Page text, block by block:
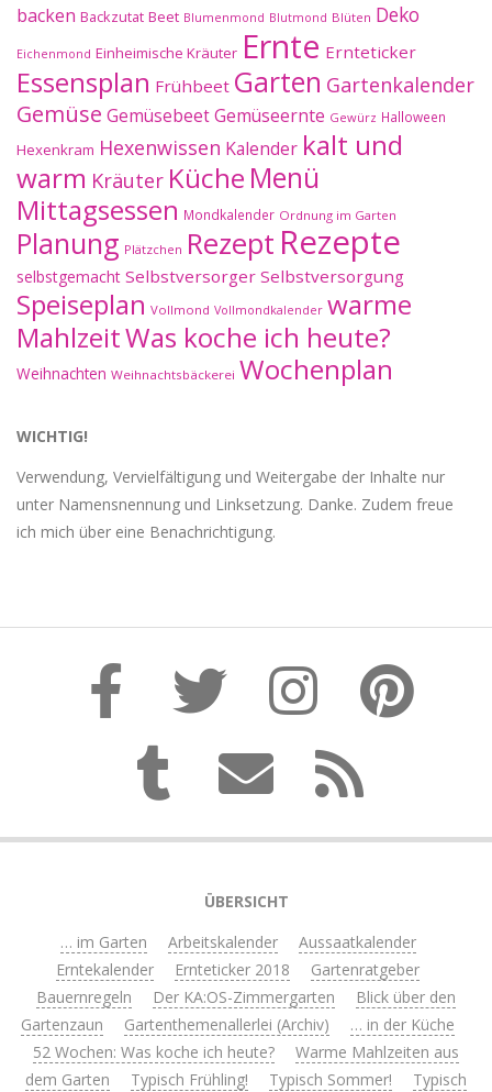
backen Backzutat Beet Blumenmond Blutmond Blüten Deko
Eichenmond Einheimische Kräuter Ernte Ernteticker
Essensplan Frühbeet Garten Gartenkalender
Gemüse GemüsebeetGemüseernte Gewürz Halloween
Hexenkram Hexenwissen Kalender kalt und
warm Kräuter Küche Menü
Mittagsessen Mondkalender Ordnung im Garten
Planung Plätzchen Rezept Rezepte
selbstgemacht Selbstversorger Selbstversorgung
Speiseplan Vollmond Vollmondkalender warme
MahlzeitWas koche ich heute?
Weihnachten Weihnachtsbäckerei Wochenplan
WICHTIG!
Verwendung, Vervielfältigung und Weitergabe der Inhalte nur
unter Namensnennung und Linksetzung. Danke. Zudem freue
ich mich über eine Benachrichtigung.
ÜBERSICHT
… im Garten
Arbeitskalender
Aussaatkalender
Erntekalender
Ernteticker 2018
Gartenratgeber
Bauernregeln
Der KA:OS-Zimmergarten
Blick über den
Gartenzaun
Gartenthemenallerlei (Archiv)
… in der Küche
52 Wochen: Was koche ich heute?
Warme Mahlzeiten aus
dem Garten
Typisch Frühling! Typisch Sommer!
Typisch